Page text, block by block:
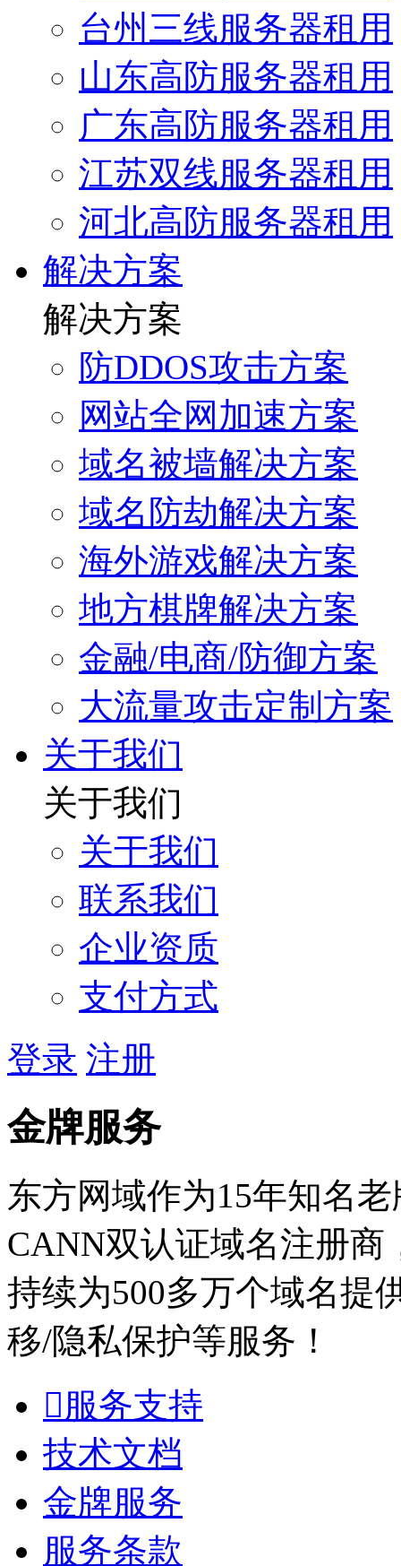
台州三线服务器租用
山东高防服务器租用
广东高防服务器租用
江苏双线服务器租用
河北高防服务器租用
解决方案
解决方案
防DDOS攻击方案
网站全网加速方案
域名被墙解决方案
域名防劫解决方案
海外游戏解决方案
地方棋牌解决方案
金融/电商/防御方案
大流量攻击定制方案
关于我们
关于我们
关于我们
联系我们
企业资质
支付方式
登录 注册
金牌服务
东方网域作为15年知名
CANN双认证域名注册商
持续为500多万个域名提
移/隐私保护等服务！
服务支持
技术文档
金牌服务
服务条款